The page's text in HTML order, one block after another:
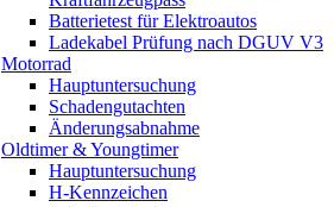
Batterietest für Elektroautos
Ladekabel Prüfung nach DGUV V3
Motorrad
Hauptuntersuchung
Schadengutachten
Änderungsabnahme
Oldtimer & Youngtimer
Hauptuntersuchung
H-Kennzeichen